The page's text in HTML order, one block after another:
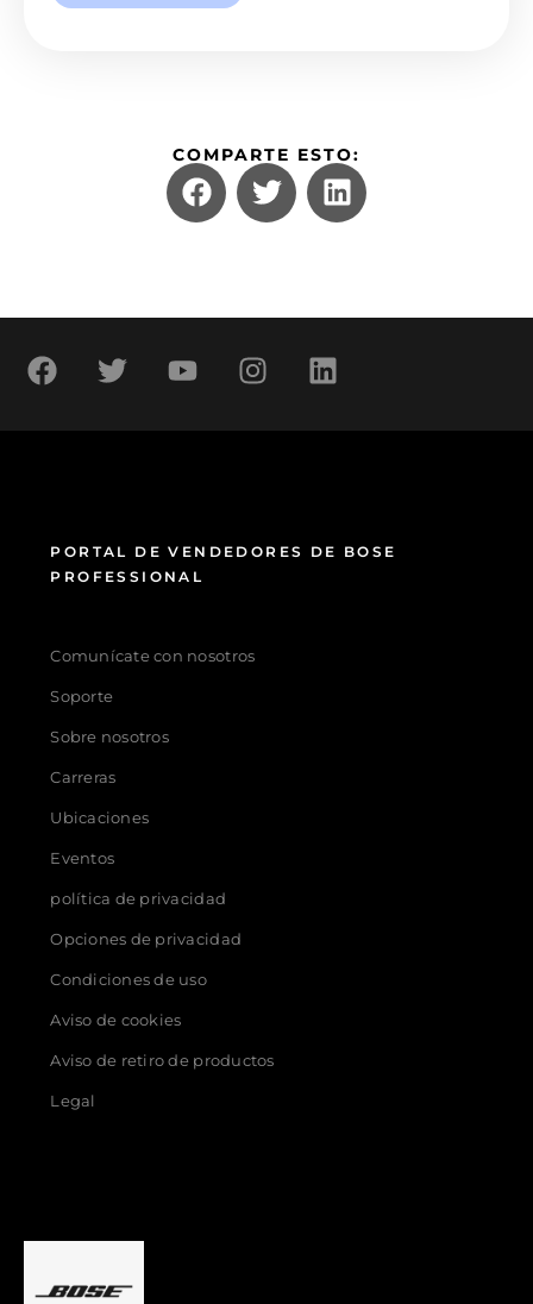
COMPARTE ESTO:
PORTAL DE VENDEDORES DE BOSE
PROFESSIONAL
Comunícate con nosotros
Soporte
Sobre nosotros
Carreras
Ubicaciones
Eventos
política de privacidad
Opciones de privacidad
Condiciones de uso
Aviso de cookies
Aviso de retiro de productos
Legal